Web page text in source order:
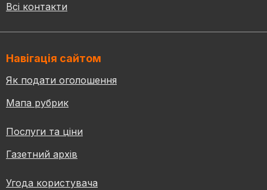
Всі контакти
Навігація сайтом
Як подати оголошення
Мапа рубрик
Послуги та ціни
Газетний архів
Угода користувача